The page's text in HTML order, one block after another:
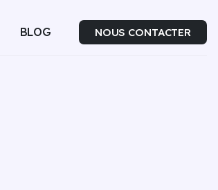
BLOG NOUS CONTACTER